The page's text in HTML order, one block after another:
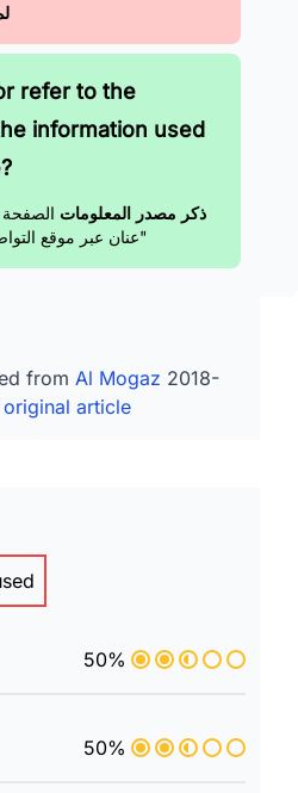
refer to the
information used
ذكر مصدر المعلومات
عنان عبر موقع التواصل الاجتماعي "فيسبوك"
from Al Mogaz 2018-
article
50%
50%